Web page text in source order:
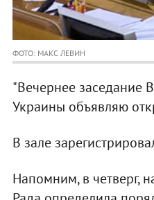
ФОТО: МАКС ЛЕВИН
"Вечернее заседание
Украины объявляю
В зале
Напомним, в четверг,